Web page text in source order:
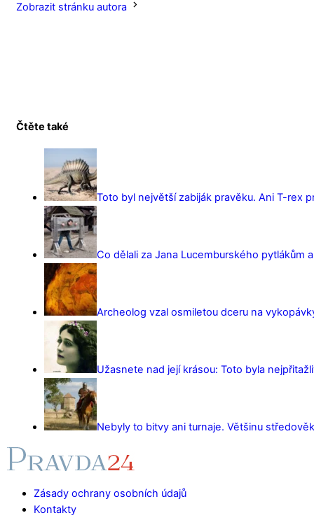
Zobrazit stránku autora
Čtěte také
Toto byl největší zabiják pravěku. Ani T-rex
Co dělali za Jana Lucemburského pytlákům
Archeolog vzal osmiletou dceru na
Užasnete nad její krásou: Toto byla
Nebyly to bitvy ani turnaje. Většinu
Zásady ochrany osobních údajů
Kontakty